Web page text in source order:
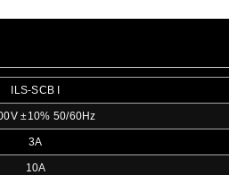
ILS-SCB I
±10% 50/60Hz
3A
10A